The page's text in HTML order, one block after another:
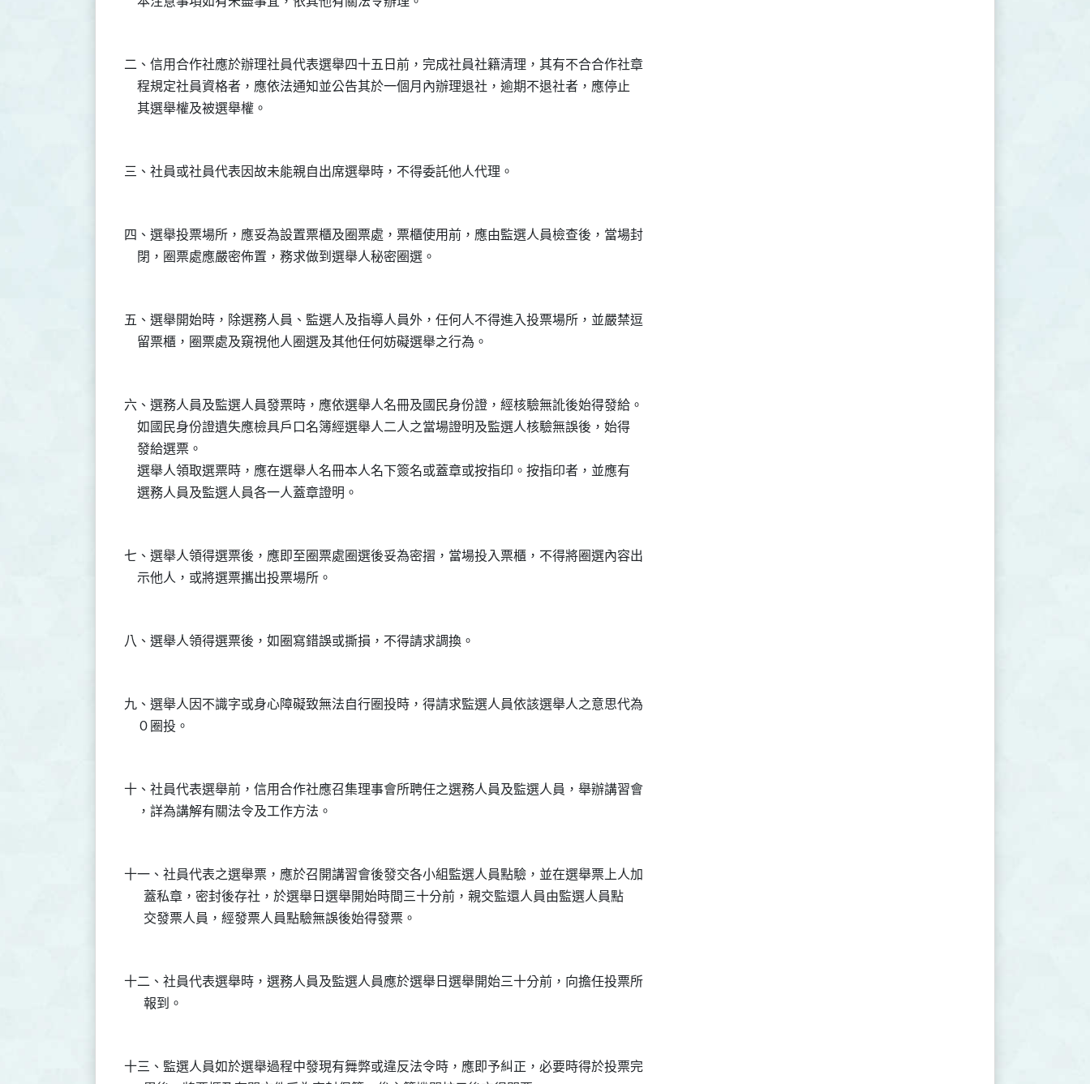
二、信用合作社應於辦理社員代表選舉四十五日前，完成社員社籍清理，其有不合合作社章
    程規定社員資格者，應依法通知並公告其於一個月內辦理退社，逾期不退社者，應停止
四、選舉投票場所，應妥為設置票櫃及圈票處，票櫃使用前，應由監選人員檢查後，當場封
五、選舉開始時，除選務人員、監選人及指導人員外，任何人不得進入投票場所，並嚴禁逗
六、選務人員及監選人員發票時，應依選舉人名冊及國民身份證，經核驗無訛後始得發給。
    如國民身份證遺失應檢具戶口名簿經選舉人二人之當場證明及監選人核驗無誤後，始得
    發給選票。
    選舉人領取選票時，應在選舉人名冊本人名下簽名或蓋章或按指印。按指印者，並應有
七、選舉人領得選票後，應即至圈票處圈選後妥為密摺，當場投入票櫃，不得將圈選內容出
九、選舉人因不識字或身心障礙致無法自行圈投時，得請求監選人員依該選舉人之意思代為
十、社員代表選舉前，信用合作社應召集理事會所聘任之選務人員及監選人員，舉辦講習會
十一、社員代表之選舉票，應於召開講習會後發交各小組監選人員點驗，並在選舉票上人加
      蓋私章，密封後存社，於選舉日選舉開始時間三十分前，親交監還人員由監選人員點
十二、社員代表選舉時，選務人員及監選人員應於選舉日選舉開始三十分前，向擔任投票所
十三、監選人員如於選舉過程中發現有舞弊或違反法令時，應即予糾正，必要時得於投票完